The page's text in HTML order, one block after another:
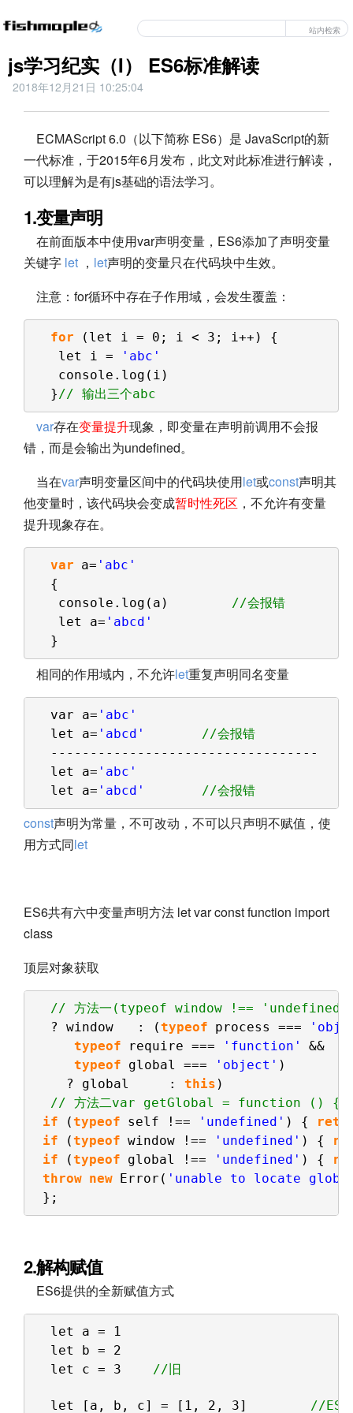
站内检索
js学习纪实（I） ES6标准解读
2018年12月21日 10:25:04
ECMAScript 6.0（以下简称 ES6）是 JavaScript的新
一代标准，于2015年6月发布，此文对此标准进行解读，
可以理解为是有js基础的语法学习。
1.变量声明
在前面版本中使用var声明变量，ES6添加了声明变量
关键字 let ， let声明的变量只在代码块中生效。
注意：for循环中存在子作用域，会发生覆盖：
for
(let i = 0; i < 3; i++) {
let i =
'abc'
console.log(i)
} // 输出三个abc
var存在变量提升现象，即变量在声明前调用不会报
错，而是会输出为undefined。
当在var声明变量区间中的代码块使用let或const声明其
他变量时，该代码块会变成暂时性死区 ，不允许有变量
提升现象存在。
var a= 'abc'
{
console.log(a) //会报错
let a= 'abcd'
}
相同的作用域内，不允许let重复声明同名变量
var a= 'abc'
let a= 'abcd'
//会报错
----------------------------------
let a= 'abc'
let a= 'abcd' //会报错
const声明为常量，不可改动，不可以只声明不赋值，使
用方式同let
ES6共有六中变量声明方法 let var const function import
class
顶层对象获取
// 方法一(typeof window !== 'undefined'
? window   : (typeof process ===
typeof
require === 'function'
&&
typeof global === 'object' )
? global     : this )
// 方法二var getGlobal = function () {
if
(typeof self !== 'undefined' ) {
if
(typeof window !== 'undefined' ) {
if
(typeof global !== 'undefined' ) {
throw new Error( 'unable to locate
};
2.解构赋值
ES6提供的全新赋值方式
let a = 1
let b = 2
let c = 3
//旧
let [a, b, c] = [1, 2, 3] //ES6